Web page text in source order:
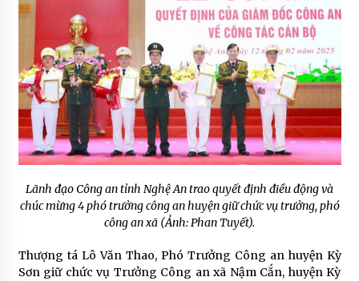
Lãnh đạo Công an tỉnh Nghệ An trao quyết định điều động và
chúc mừng 4 phó trưởng công an huyện giữ chức vụ trưởng, phó
công an xã (Ảnh: Phan Tuyết).
Thượng tá Lô Văn Thao, Phó Trưởng Công an huyện Kỳ
Sơn giữ chức vụ Trưởng Công an xã Nậm Cắn, huyện Kỳ